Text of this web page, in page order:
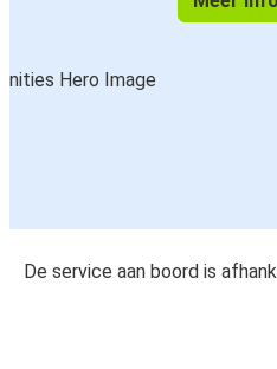
De service aan boord is